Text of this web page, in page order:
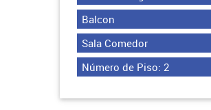
Balcon
Sala Comedor
Número de Piso: 2